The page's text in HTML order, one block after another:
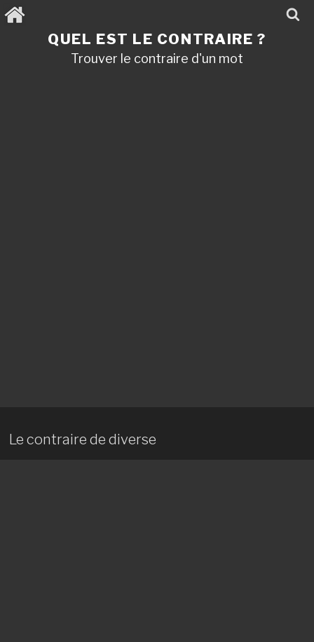
Aller
au
QUEL EST LE CONTRAIRE ?
Trouver le contraire d'un mot
Le contraire de diverse